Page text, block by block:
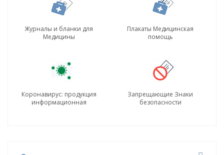
Журналы и бланки для
Медицины
Плакаты Медицинская
помощь
Коронавирус: продукция
информационная
Запрещающие Знаки
безопасности